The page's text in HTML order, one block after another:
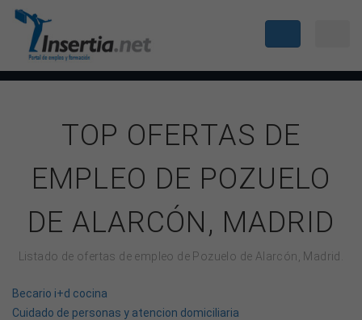
TOP OFERTAS DE
EMPLEO DE POZUELO
DE ALARCÓN, MADRID
Listado de ofertas de empleo de Pozuelo de Alarcón, Madrid.
Becario i+d cocina
Cuidado de personas y atencion domiciliaria